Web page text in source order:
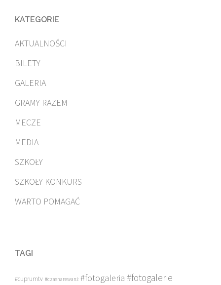
KATEGORIE
AKTUALNOŚCI
BILETY
GALERIA
GRAMY RAZEM
MECZE
MEDIA
SZKOŁY
SZKOŁY KONKURS
WARTO POMAGAĆ
TAGI
#cuprumtv #czasnarewanż #fotogaleria #fotogalerie